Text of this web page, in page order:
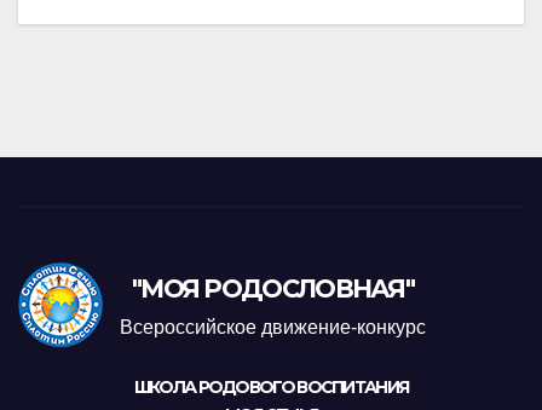
"МОЯ РОДОСЛОВНАЯ"
Всероссийское движение-конкурс
ШКОЛА РОДОВОГО ВОСПИТАНИЯ